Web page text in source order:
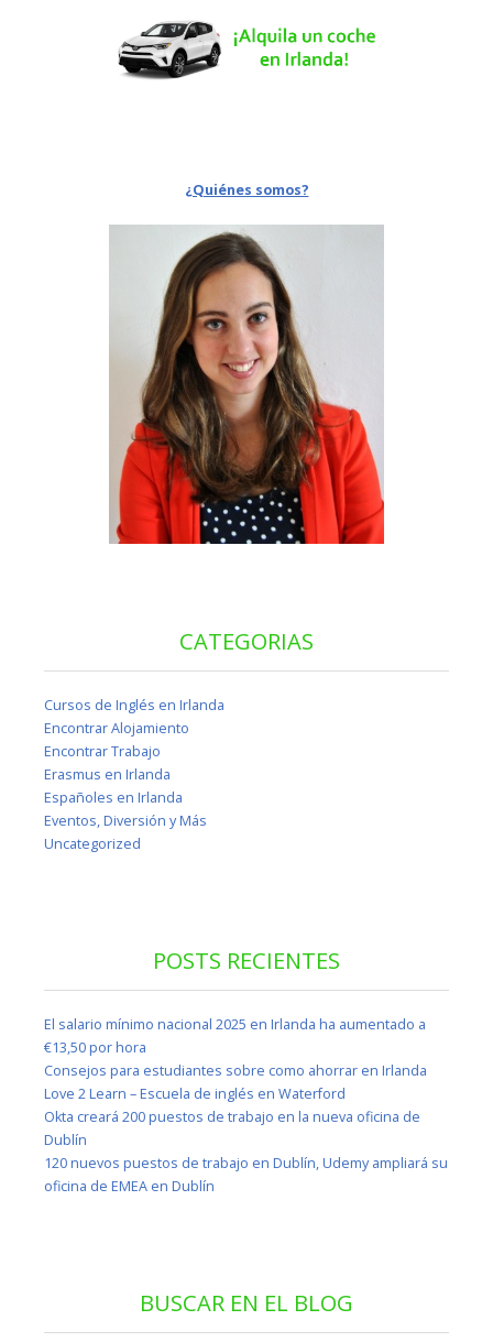
¿Quiénes somos?
CATEGORIAS
Cursos de Inglés en Irlanda
Encontrar Alojamiento
Encontrar Trabajo
Erasmus en Irlanda
Españoles en Irlanda
Eventos, Diversión y Más
Uncategorized
POSTS RECIENTES
El salario mínimo nacional 2025 en Irlanda ha aumentado a
€13,50 por hora
Consejos para estudiantes sobre como ahorrar en Irlanda
Love 2 Learn – Escuela de inglés en Waterford
Okta creará 200 puestos de trabajo en la nueva oficina de
Dublín
120 nuevos puestos de trabajo en Dublín, Udemy ampliará su
oficina de EMEA en Dublín
BUSCAR EN EL BLOG